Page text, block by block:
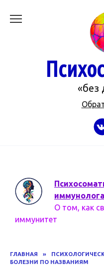
«без
иммунолога
О том, как
иммунитет
ГЛАВНАЯ »
БОЛЕЗНИ ПО НАЗВАНИЯМ